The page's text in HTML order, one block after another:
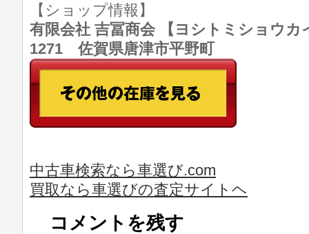
【ショップ情報】
有限会社 吉冨商会 【ヨシトミショウ
1271 佐賀県唐津市平野町
中古車検索なら車選び.com
買取なら車選びの査定サイトヘ
コメントを残す